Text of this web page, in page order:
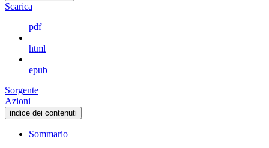
Scarica
pdf
html
epub
Sorgente
Azioni
indice dei contenuti
Sommario